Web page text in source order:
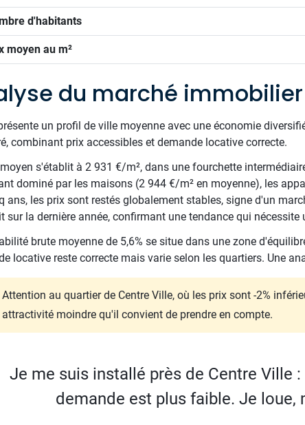
d'habitants
moyen au m²
du marché
un profil de ville moyenne avec une économie
combinant prix accessibles et demande locative correcte.
s'établit à 2 931 €/m², dans une fourchette
dominé par les maisons (2 944 €/m² en moyenne), les
ans, les prix sont restés globalement stables, signe d'un
sur la dernière année, confirmant une tendance qui nécessite
brute moyenne de 5,6% se situe dans une zone
locative reste correcte mais varie selon les quartiers. Une
Attention au quartier de Centre Ville, où les prix sont -2%
attractivité moindre qu'il convient de prendre en compte.
Je me suis installé près de Centre Ville
demande est plus faible. Je loue,